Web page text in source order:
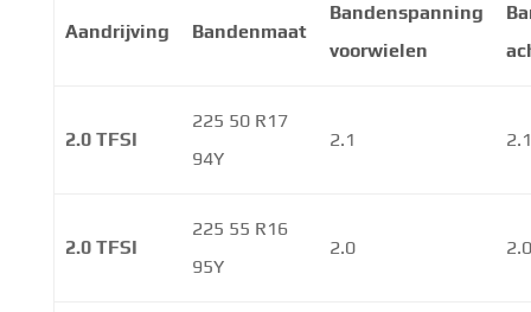
Aandrijving Bandenmaat
Bandenspanning
voorwielen
2.0 TFSI
225 50 R17
94Y
2.1
2.0 TFSI
225 55 R16
95Y
2.0